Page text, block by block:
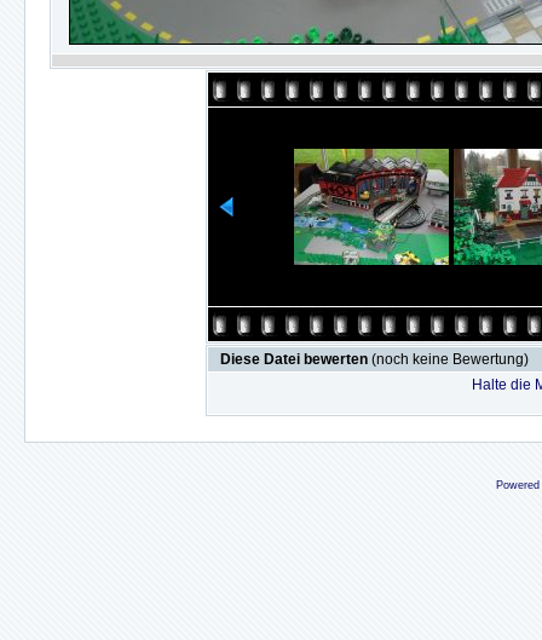
Diese Datei bewerten (noch keine Bewertung)
Halte die